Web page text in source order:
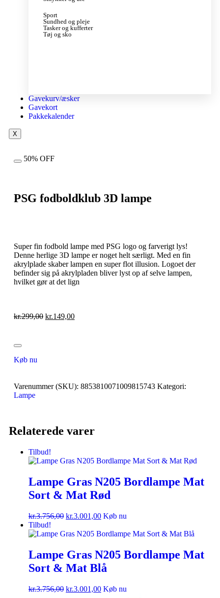
Sport
Sundhed og pleje
Tasker og kufferter
Tøj og sko
Gavekurv/æsker
Gavekort
Pakkekalender
X
50% OFF
PSG fodboldklub 3D lampe
Super fin fodbold lampe med PSG logo og farverigt lys!
Denne herlige 3D lampe er noget helt særligt. Med en fin
akrylplade skaber lampen en super flot illusion. Logoet der
befinder sig på akrylpladen bliver lyst op af selve lampen,
hvilket gør at det lign
kr.299,00 kr.149,00
Køb nu
Varenummer (SKU): 8853810071009815743 Kategori:
Lampe
Relaterede varer
Tilbud!
Lampe Gras N205 Bordlampe Mat
Sort & Mat Rød
kr.3.756,00 kr.3.001,00 Køb nu
Tilbud!
Lampe Gras N205 Bordlampe Mat
Sort & Mat Blå
kr.3.756,00 kr.3.001,00 Køb nu